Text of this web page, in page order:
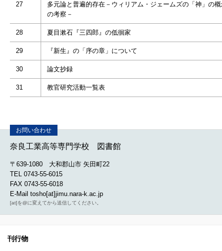
27
多元論と普遍的存在－ウィリアム・ジェームズの「神」の
の考察－
28 夏目漱石『三四郎』の低徊家
29 『新生』の「序の章」について
30 論文抄録
31 教官研究活動一覧表
奈良工業高等専門学校 図書館
〒639-1080 大和郡山市 矢田町22
TEL 0743-55-6015
FAX 0743-55-6018
E-Mail tosho[at]jimu.nara-k.ac.jp
[at]を@に変えてから送信してください。
刊行物